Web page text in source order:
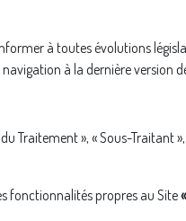
à toutes évolutions
à la dernière version
Traitement », « Sous-Traitant
fonctionnalités propres au Site